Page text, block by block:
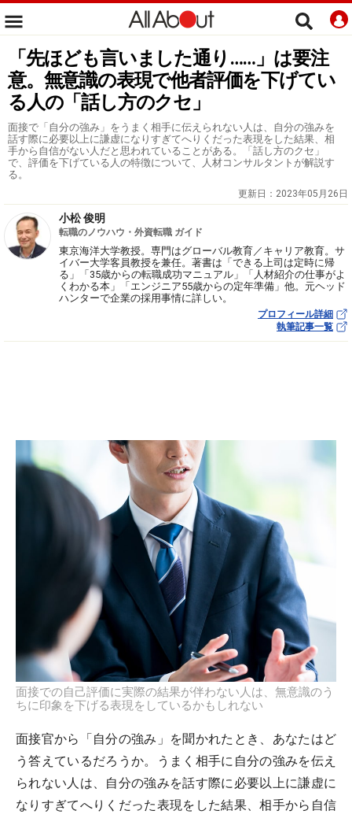
「先ほども言いました通り……」は要注
意。無意識の表現で他者評価を下げてい
る人の「話し方のクセ」
面接で「自分の強み」をうまく相手に伝えられない人は、自分の強みを
話す際に必要以上に謙虚になりすぎてへりくだった表現をした結果、相
手から自信がない人だと思われていることがある。「話し方のクセ」
で、評価を下げている人の特徴について、人材コンサルタントが解説す
る。
更新日： 2023年05月26日
小松 俊明
転職のノウハウ・外資転職 ガイド
東京海洋大学教授。専門はグローバル教育／キャリア教育。サ
イバー大学客員教授を兼任。著書は「できる上司は定時に帰
る」「35歳からの転職成功マニュアル」「人材紹介の仕事がよ
くわかる本」「エンジニア55歳からの定年準備」他。元ヘッド
ハンターで企業の採用事情に詳しい。
プロフィール詳細
執筆記事一覧
面接での自己評価に実際の結果が伴わない人は、無意識のう
ちに印象を下げる表現をしているかもしれない
面接官から「自分の強み」を聞かれたとき、あなたはど
う答えているだろうか。うまく相手に自分の強みを伝え
られない人は、自分の強みを話す際に必要以上に謙虚に
なりすぎてへりくだった表現をした結果、相手から自信